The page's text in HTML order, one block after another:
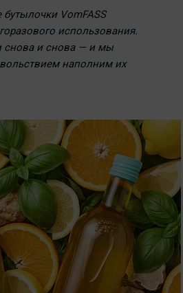
VomFASS
использования.
снова и снова — и мы
наполним их